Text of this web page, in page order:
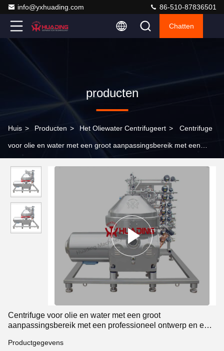
info@yxhuading.com 86-510-87836501
Chatten
producten
Huis > Producten > Het Oliewater Centrifugeert > Centrifuge
voor olie en water met een groot aanpassingsbereik met een
Centrifuge voor olie en water met een groot
aanpassingsbereik met een professioneel ontwerp en een
Productgegevens